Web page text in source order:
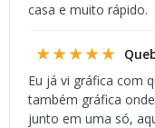
casa e muito rápido.
★★★★★
Eu já vi gráfica com
também gráfica
junto em uma só,